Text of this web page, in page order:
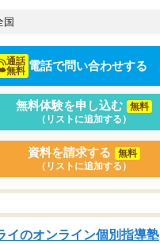
国
通話
無料 電話で問い合わせする
無料体験を申し込む
無料
（リストに追加する）
資料を請求する
無料
（リストに追加する）
イのオンライン個別指導塾